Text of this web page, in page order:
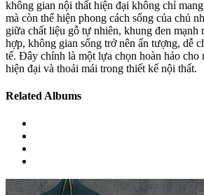
không gian nội thất hiện đại không chỉ
mà còn thể hiện phong cách sống của chủ
giữa chất liệu gỗ tự nhiên, khung đen mạnh
hợp, không gian sống trở nên ấn tượng, dễ
tế. Đây chính là một lựa chọn hoàn hảo cho
hiện đại và thoải mái trong thiết kế nội thất.
Related Albums